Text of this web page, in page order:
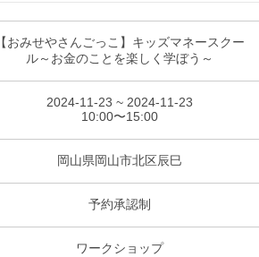
【おみせやさんごっこ】キッズマネースクー
ル～お金のことを楽しく学ぼう～
2024-11-23 ~ 2024-11-23
10:00〜15:00
岡山県岡山市北区辰巳
予約承認制
ワークショップ